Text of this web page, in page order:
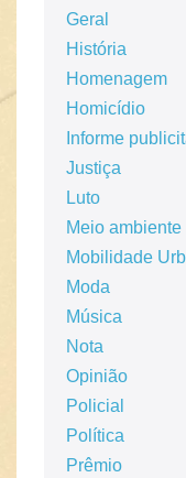
Geral
História
Homenagem
Homicídio
Informe
Justiça
Luto
Meio ambiente
Mobilidade
Moda
Música
Nota
Opinião
Policial
Política
Prêmio